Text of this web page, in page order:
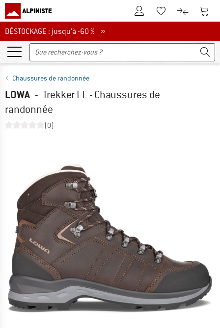
Vers le compte client
Vers la liste
Vers le
DÉSTOCKAGE : jusqu'à -60 %
DÉSTOCKAGE : jusqu'à -60 % »
Chaussures de randonnée
LOWA - Trekker LL - Chaussures de
randonnée
(0)